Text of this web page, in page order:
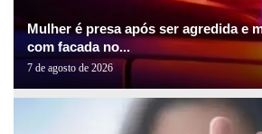
Mulher é presa após ser agredida e
com facada no...
7 de agosto de 2026